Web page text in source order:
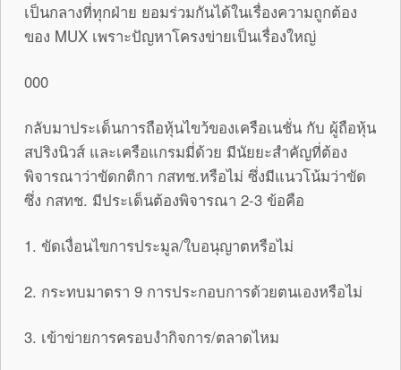
เป็นกลางที่ทุกฝ่าย ยอมร่วมกันได้ในเรื่องความถูกต้อง
ของ MUX เพราะปัญหาโครงข่ายเป็นเรื่องใหญ่
000
กลับมาประเด็นการถือหุ้นไขว้ของเครือเนชั่น กับ ผู้ถือหุ้น
สปริงนิวส์ และเครือแกรมมี่ด้วย มีนัยยะสำคัญที่ต้อง
พิจารณาว่าขัดกติกา กสทช.หรือไม่ ซึ่งมีแนวโน้มว่าขัด
ซึ่ง กสทช. มีประเด็นต้องพิจารณา 2-3 ข้อคือ
1. ขัดเงื่อนไขการประมูล/ใบอนุญาตหรือไม่
2. กระทบมาตรา 9 การประกอบการด้วยตนเองหรือไม่
3. เข้าข่ายการครอบงำกิจการ/ตลาดไหม